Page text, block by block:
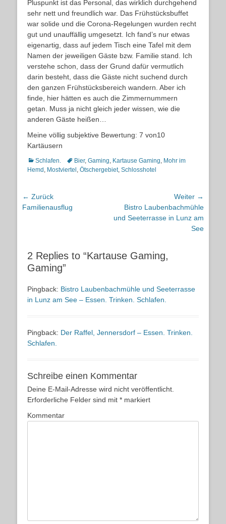
Pluspunkt ist das Personal, das wirklich durchgehend
sehr nett und freundlich war. Das Frühstücksbuffet
war solide und die Corona-Regelungen wurden recht
gut und unauffällig umgesetzt. Ich fand’s nur etwas
eigenartig, dass auf jedem Tisch eine Tafel mit dem
Namen der jeweiligen Gäste bzw. Familie stand. Ich
verstehe schon, dass der Grund dafür vermutlich
darin besteht, dass die Gäste nicht suchend durch
den ganzen Frühstücksbereich wandern. Aber ich
finde, hier hätten es auch die Zimmernummern
getan. Muss ja nicht gleich jeder wissen, wie die
anderen Gäste heißen…
Meine völlig subjektive Bewertung: 7 von10
Kartäusern
Kategorien
Schlafen. Schlagworte
Bier, Gaming, Kartause Gaming, Mohr im
Hemd , Mostviertel , Ötschergebiet, Schlosshotel
Beitragsnavigation
← Zurück
Vorheriger
Familienausflug
Weiter →
Nächster
Beitrag:
Bistro Laubenbachmühle
und Seeterrasse in Lunz am
See
2 Replies to “Kartause Gaming,
Gaming”
Pingback: Bistro Laubenbachmühle und Seeterrasse
in Lunz am See – Essen. Trinken. Schlafen.
Pingback: Der Raffel, Jennersdorf – Essen. Trinken.
Schlafen.
Schreibe einen Kommentar
Deine E-Mail-Adresse wird nicht veröffentlicht.
Erforderliche Felder sind mit * markiert
Kommentar